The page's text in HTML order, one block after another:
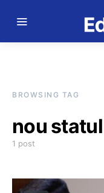
BROWSING TAG
nou statul
1 post